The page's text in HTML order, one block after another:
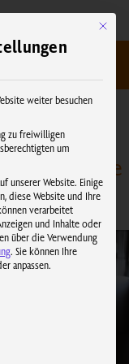
in die
Mit
weiter besuchen
zu freiwilligen
um
unserer Website. Einige
diese Website und Ihre
verarbeitet
und Inhalte oder
über die Verwendung
. Sie können Ihre
anpassen.
Einwilligung erteilt